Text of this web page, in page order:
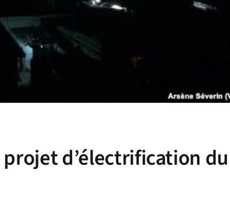
d’électrification du